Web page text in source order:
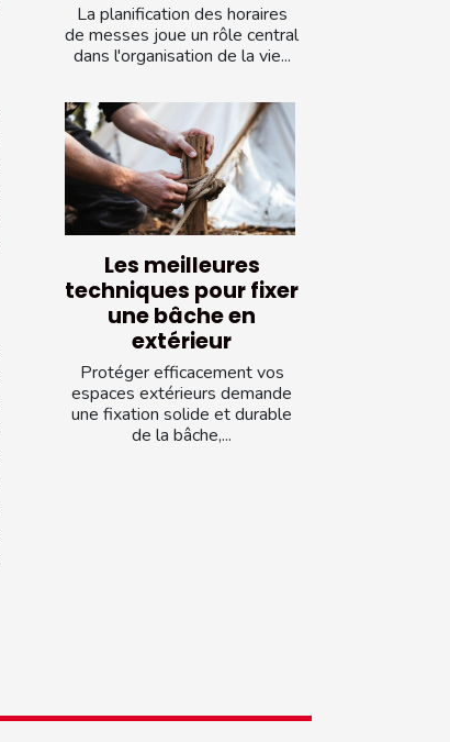
La planification des horaires
de messes joue un rôle central
dans l'organisation de la vie...
Les meilleures
techniques pour fixer
une bâche en
extérieur
Protéger efficacement vos
espaces extérieurs demande
une fixation solide et durable
de la bâche,...